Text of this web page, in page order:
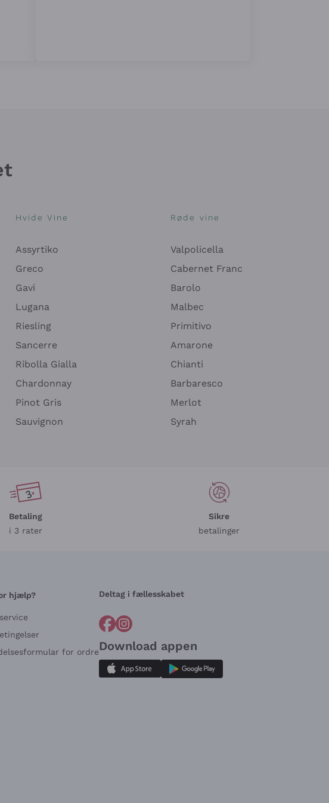
Hvide Vine
Assyrtiko
Greco
Gavi
Lugana
Riesling
Sancerre
Ribolla Gialla
Chardonnay
Pinot Gris
Sauvignon
Røde vine
Valpolicella
Cabernet Franc
Barolo
Malbec
Primitivo
Amarone
Chianti
Barbaresco
Merlot
Syrah
Betaling
i 3 rater
Sikre
betalinger
hjælp?
for ordre
Deltag i fællesskabet
Download appen